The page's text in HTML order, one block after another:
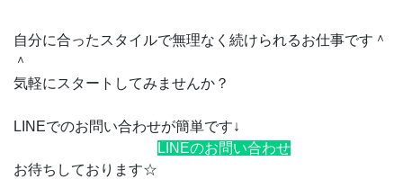
自分に合ったスタイルで無理なく続けられるお仕事です＾
＾
気軽にスタートしてみませんか？
LINEでのお問い合わせが簡単です↓
LINEのお問い合わせ
お待ちしております☆